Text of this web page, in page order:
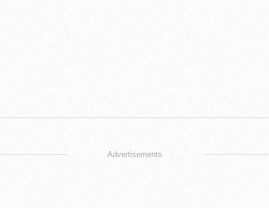
Advertisements